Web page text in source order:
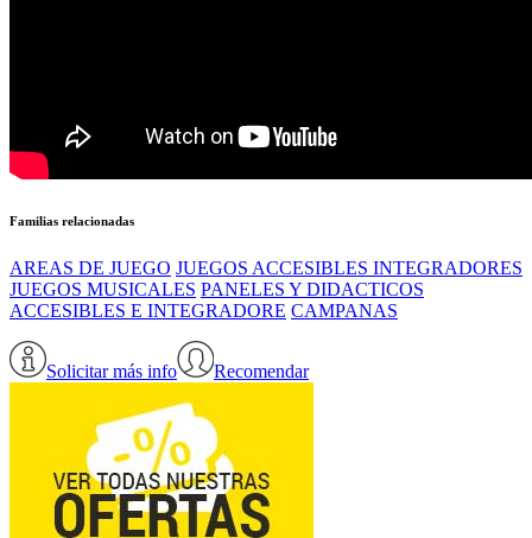
Familias relacionadas
AREAS DE JUEGO JUEGOS ACCESIBLES INTEGRADORES
JUEGOS MUSICALES PANELES Y DIDACTICOS
ACCESIBLES E INTEGRADORE CAMPANAS
Solicitar más info Recomendar